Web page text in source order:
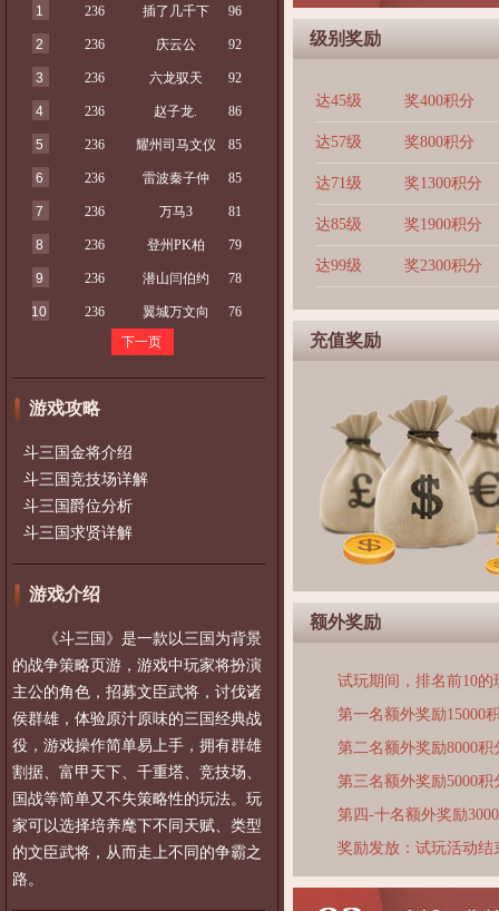
1
236 插了几千下 96
2 236 庆云公 92
3 236 六龙驭天 92
4 236 赵子龙. 86
5 236 耀州司马文仪 85
6 236 雷波秦子仲 85
7 236 万马3 81
8 236 登州PK柏 79
9 236 潜山闫伯约 78
10 236 翼城万文向
76
下一页
游戏攻略
斗三国金将介绍
斗三国竞技场详解
斗三国爵位分析
斗三国求贤详解
游戏介绍
《斗三国》是一款以三国为背景
的战争策略页游，游戏中玩家将扮演
主公的角色，招募文臣武将，讨伐诸
侯群雄，体验原汁原味的三国经典战
役，游戏操作简单易上手，拥有群雄
割据、富甲天下、千重塔、竞技场、
国战等简单又不失策略性的玩法。玩
家可以选择培养麾下不同天赋、类型
的文臣武将，从而走上不同的争霸之
路。
级别奖励
达45级 奖400积分
达57级 奖800积分
达71级 奖1300积分
达85级 奖1900积分
达99级 奖2300积分
充值奖励
额外奖励
试玩期间，排名前10
第一名额外奖励15000
第二名额外奖励8000积
第三名额外奖励5000积
第四-十名额外奖励
奖励发放：试玩活动